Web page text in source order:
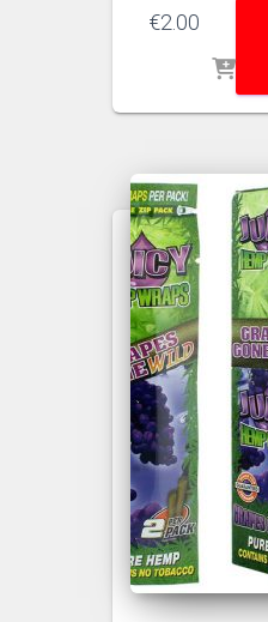
€2.00